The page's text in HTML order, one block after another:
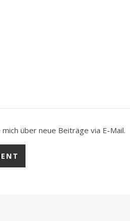
über neue Beiträge via E-Mail.